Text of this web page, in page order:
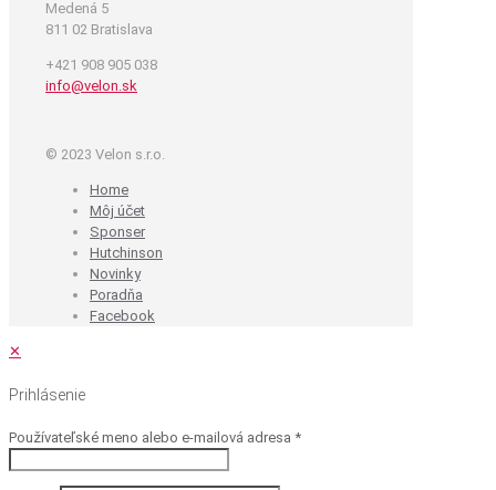
Medená 5
811 02 Bratislava
+421 908 905 038
info@velon.sk
© 2023 Velon s.r.o.
Home
Môj účet
Sponser
Hutchinson
Novinky
Poradňa
Facebook
✕
Prihlásenie
Používateľské meno alebo e-mailová adresa *